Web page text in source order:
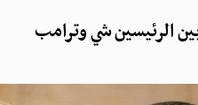
الرئيسين شي وترامب